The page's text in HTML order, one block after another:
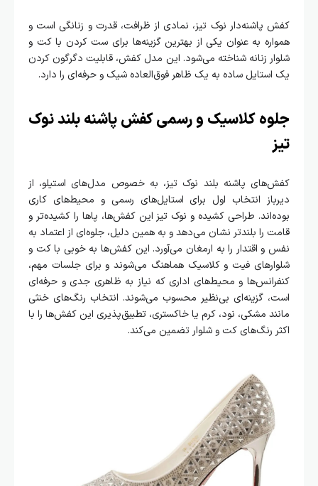
کفش پاشنه‌دار نوک تیز، نمادی از ظرافت، قدرت و زنانگی است و
همواره به عنوان یکی از بهترین گزینه‌ها برای ست کردن با کت و
شلوار زنانه شناخته می‌شود. این مدل کفش، قابلیت دگرگون کردن
یک استایل ساده به یک ظاهر فوق‌العاده شیک و حرفه‌ای را دارد.
جلوه کلاسیک و رسمی کفش پاشنه بلند نوک
تیز
کفش‌های پاشنه بلند نوک تیز، به خصوص مدل‌های استیلو، از
دیرباز انتخاب اول برای استایل‌های رسمی و محیط‌های کاری
بوده‌اند. طراحی کشیده و نوک تیز این کفش‌ها، پاها را کشیده‌تر و
قامت را بلندتر نشان می‌دهد و به همین دلیل، جلوه‌ای از اعتماد به
نفس و اقتدار را به ارمغان می‌آورد. این کفش‌ها به خوبی با کت و
شلوارهای فیت و کلاسیک هماهنگ می‌شوند و برای جلسات مهم،
کنفرانس‌ها و محیط‌های اداری که نیاز به ظاهری جدی و حرفه‌ای
است، گزینه‌ای بی‌نظیر محسوب می‌شوند. انتخاب رنگ‌های خنثی
مانند مشکی، نود، کرم یا خاکستری، تطبیق‌پذیری این کفش‌ها را با
اکثر رنگ‌های کت و شلوار تضمین می‌کند.